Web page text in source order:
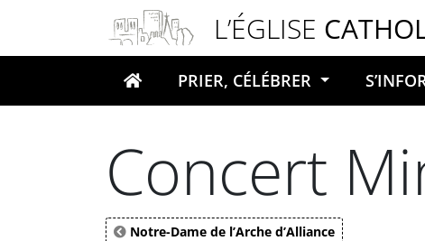
L’ÉGLISE
Votre recherche
PRIER, CÉLÉBRER
Concert
Notre-Dame de l’Arche d’Alliance
Panneau de gestion des cookies